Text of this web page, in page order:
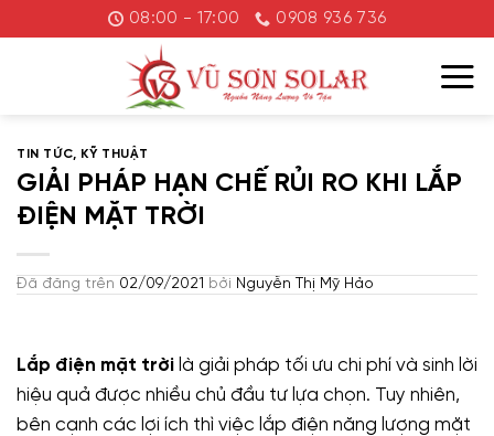
đến
08:00 - 17:00 0908 936 736
TIN TỨC, KỸ THUẬT
GIẢI PHÁP HẠN CHẾ RỦI RO KHI LẮP
ĐIỆN MẶT TRỜI
Đã đăng trên 02/09/2021 bởi Nguyễn Thị Mỹ Hảo
Lắp điện mặt trời là giải pháp tối ưu chi phí và sinh lời
hiệu quả được nhiều chủ đầu tư lựa chọn. Tuy nhiên,
bên cạnh các lợi ích thì việc lắp điện năng lượng mặt